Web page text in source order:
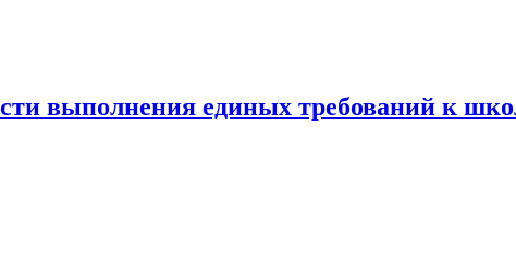
выполнения единых требований к